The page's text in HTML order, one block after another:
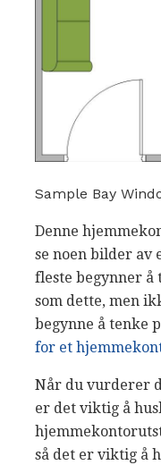
Sample Bay
Denne
se noen bilder av
fleste begynner å
som dette, men
begynne å tenke
for et
Når du vurderer
er det viktig å
så det er viktig å